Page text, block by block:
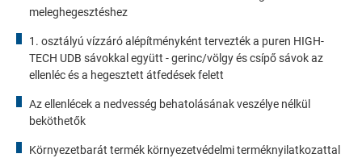
meleghegesztéshez
1. osztályú vízzáró alépítményként tervezték a puren HIGH-
TECH UDB sávokkal együtt - gerinc/völgy és csípő sávok az
ellenléc és a hegesztett átfedések felett
Az ellenlécek a nedvesség behatolásának veszélye nélkül
beköthetők
Környezetbarát termék környezetvédelmi terméknyilatkozattal
External Content
Includes resources that make external content available on the
website. Such as YouTube, Instagram or similar providers.